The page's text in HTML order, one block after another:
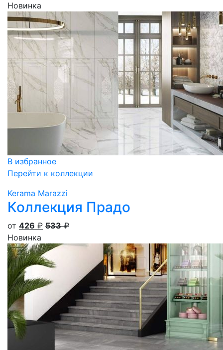
Новинка
В избранное
Перейти к коллекции
Kerama Marazzi
Коллекция Прадо
от 426 ₽ 533₽
Новинка